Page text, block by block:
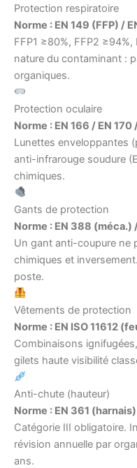
Protection respiratoire
Norme : EN 149 (FFP) /
FFP1 ≥80%, FFP2
nature du contaminant :
organiques.
Protection oculaire
Norme : EN 166 / EN 170
Lunettes enveloppantes
anti-infrarouge soudure
chimiques.
Gants de protection
Norme : EN 388
Un gant anti-coupure ne
chimiques et
poste.
Vêtements de protection
Norme : EN ISO 11612
Combinaisons
gilets haute visibilité
Anti-chute (hauteur)
Norme : EN 361
Catégorie III obligatoire.
révision annuelle par
ans.